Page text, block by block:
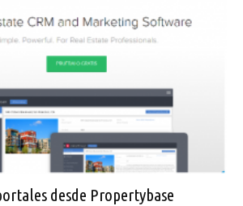
desde Propertybase